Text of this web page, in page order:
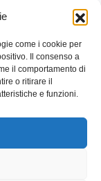
come i cookie per
Il consenso a
il comportamento di
o ritirare il
e funzioni.